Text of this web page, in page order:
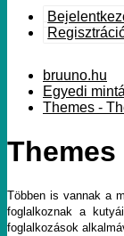
bruuno.hu
Egyedi
Themes -
Többen is vannak a
foglalkoznak a
foglalkozások